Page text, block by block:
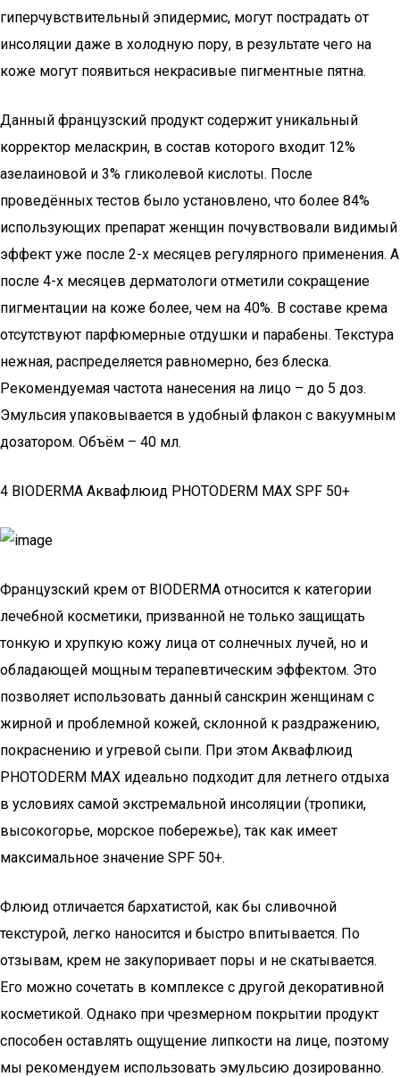
гиперчувствительный эпидермис, могут пострадать от
инсоляции даже в холодную пору, в результате чего на
коже могут появиться некрасивые пигментные пятна.
Данный французский продукт содержит уникальный
корректор меласкрин, в состав которого входит 12%
азелаиновой и 3% гликолевой кислоты. После
проведённых тестов было установлено, что более 84%
использующих препарат женщин почувствовали видимый
эффект уже после 2-х месяцев регулярного применения. А
после 4-х месяцев дерматологи отметили сокращение
пигментации на коже более, чем на 40%. В составе крема
отсутствуют парфюмерные отдушки и парабены. Текстура
нежная, распределяется равномерно, без блеска.
Рекомендуемая частота нанесения на лицо – до 5 доз.
Эмульсия упаковывается в удобный флакон с вакуумным
дозатором. Объём – 40 мл.
4 BIODERMA Аквафлюид PHOTODERM MAX SPF 50+
Французский крем от BIODERMA относится к категории
лечебной косметики, призванной не только защищать
тонкую и хрупкую кожу лица от солнечных лучей, но и
обладающей мощным терапевтическим эффектом. Это
позволяет использовать данный санскрин женщинам с
жирной и проблемной кожей, склонной к раздражению,
покраснению и угревой сыпи. При этом Аквафлюид
PHOTODERM MAX идеально подходит для летнего отдыха
в условиях самой экстремальной инсоляции (тропики,
высокогорье, морское побережье), так как имеет
максимальное значение SPF 50+.
Флюид отличается бархатистой, как бы сливочной
текстурой, легко наносится и быстро впитывается. По
отзывам, крем не закупоривает поры и не скатывается.
Его можно сочетать в комплексе с другой декоративной
косметикой. Однако при чрезмерном покрытии продукт
способен оставлять ощущение липкости на лице, поэтому
мы рекомендуем использовать эмульсию дозированно.